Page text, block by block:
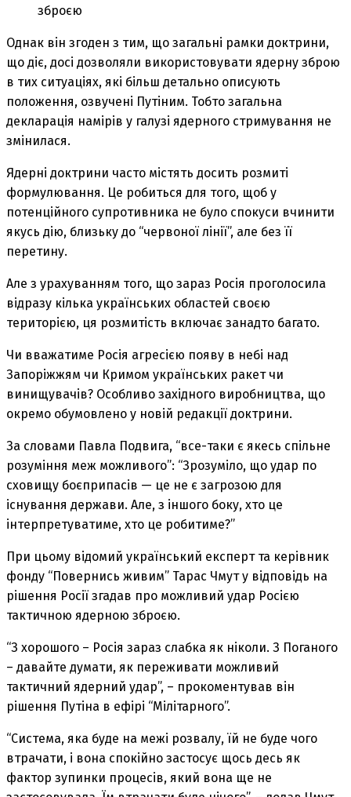
зброєю
Однак він згоден з тим, що загальні рамки доктрини,
що діє, досі дозволяли використовувати ядерну зброю
в тих ситуаціях, які більш детально описують
положення, озвучені Путіним. Тобто загальна
декларація намірів у галузі ядерного стримування не
змінилася.
Ядерні доктрини часто містять досить розмиті
формулювання. Це робиться для того, щоб у
потенційного супротивника не було спокуси вчинити
якусь дію, близьку до “червоної лінії”, але без її
перетину.
Але з урахуванням того, що зараз Росія проголосила
відразу кілька українських областей своєю
територією, ця розмитість включає занадто багато.
Чи вважатиме Росія агресією появу в небі над
Запоріжжям чи Кримом українських ракет чи
винищувачів? Особливо західного виробництва, що
окремо обумовлено у новій редакції доктрини.
За словами Павла Подвига, “все-таки є якесь спільне
розуміння меж можливого”: “Зрозуміло, що удар по
сховищу боєприпасів — це не є загрозою для
існування держави. Але, з іншого боку, хто це
інтерпретуватиме, хто це робитиме?”
При цьому відомий український експерт та керівник
фонду “Повернись живим” Тарас Чмут у відповідь на
рішення Росії згадав про можливий удар Росією
тактичною ядерною зброєю.
“З хорошого – Росія зараз слабка як ніколи. З Поганого
– давайте думати, як переживати можливий
тактичний ядерний удар”, – прокоментував він
рішення Путіна в ефірі “Мілітарного”.
“Система, яка буде на межі розвалу, їй не буде чого
втрачати, і вона спокійно застосує щось десь як
фактор зупинки процесів, який вона ще не